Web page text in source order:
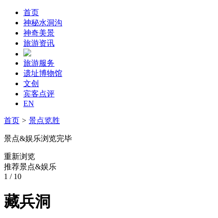
首页
神秘水洞沟
神奇美景
旅游资讯
旅游服务
遗址博物馆
文创
宾客点评
EN
首页 > 景点览胜
景点&娱乐浏览完毕
重新浏览
推荐景点&娱乐
1 / 10
藏兵洞